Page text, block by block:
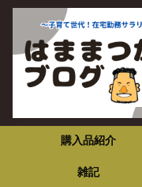
購入品紹介
雑記